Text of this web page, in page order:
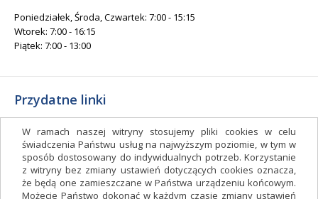
W ramach naszej witryny stosujemy pliki cookies w celu
świadczenia Państwu usług na najwyższym poziomie, w tym w
sposób dostosowany do indywidualnych potrzeb. Korzystanie
z witryny bez zmiany ustawień dotyczących cookies oznacza,
że będą one zamieszczane w Państwa urządzeniu końcowym.
Możecie Państwo dokonać w każdym czasie zmiany ustawień
Poniedziałek, Środa, Czwartek: 7:00 - 15:15
Wtorek: 7:00 - 16:15
Piątek: 7:00 - 13:00
Przydatne linki
Gminny Ośrodek Kultury i Sportu
Gminna Biblioteka Publiczna
facebook.com/gminagrudziadz
Deklaracja dostępności